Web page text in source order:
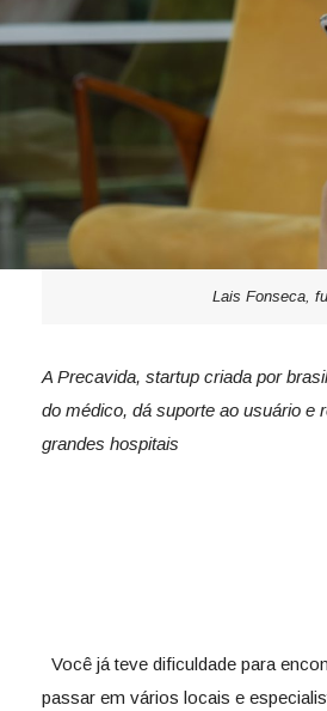
Lais Fonseca,
A Precavida, startup criada por
do médico, dá suporte ao usuário e
grandes hospitais
Você já teve dificuldade para
passar em vários locais e